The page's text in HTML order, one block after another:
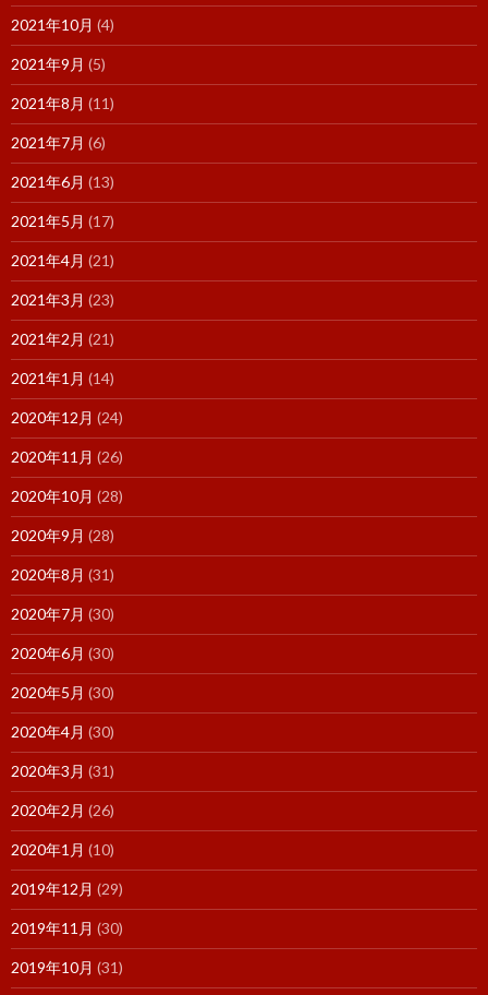
2021年10月 (4)
2021年9月 (5)
2021年8月 (11)
2021年7月 (6)
2021年6月 (13)
2021年5月 (17)
2021年4月 (21)
2021年3月 (23)
2021年2月 (21)
2021年1月 (14)
2020年12月 (24)
2020年11月 (26)
2020年10月 (28)
2020年9月 (28)
2020年8月 (31)
2020年7月 (30)
2020年6月 (30)
2020年5月 (30)
2020年4月 (30)
2020年3月 (31)
2020年2月 (26)
2020年1月 (10)
2019年12月 (29)
2019年11月 (30)
2019年10月 (31)